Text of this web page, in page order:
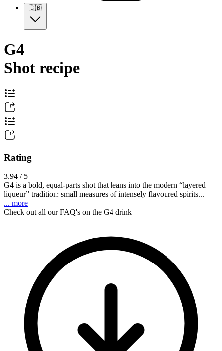
🇬🇧
G4
Shot recipe
Rating
3.94 / 5
G4 is a bold, equal-parts shot that leans into the modern “layered
liqueur” tradition: small measures of intensely flavoured spirits...
... more
Check out all our FAQ's on the G4 drink